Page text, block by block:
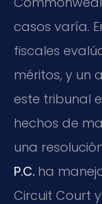
casos varía.
fiscales
méritos, y un
este tribunal
hechos de
una
P.C. ha
Circuit Court